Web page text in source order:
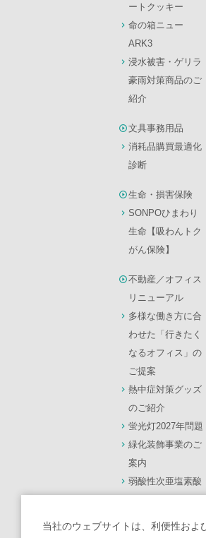
ートクッキー
命の箱ニュー
ARK3
浸水被害・ゲリラ
豪雨対策商品のご
紹介
文具事務用品
消耗品購買最適化
診断
生命・損害保険
SONPOひまわり
生命【吸わんトク
がん保険】
不動産／オフィス
リニューアル
多様な働き方に合
わせた「行きたく
なるオフィス」の
ご提案
熱中症対策グッズ
のご紹介
蛍光灯2027年問題
緑化装飾事業のご
案内
弱酸性次亜塩素酸
当社のウェブサイトは、利便性およ